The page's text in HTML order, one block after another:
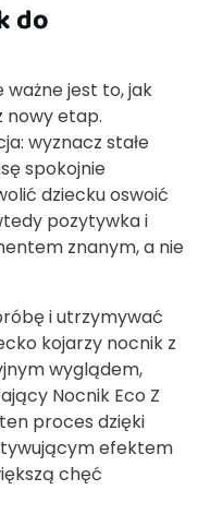
do
jest to, jak
nowy etap.
wyznacz stałe
spokojnie
dziecku oswoić
pozytywka i
znanym, a nie
i utrzymywać
kojarzy nocnik z
wyglądem,
Nocnik Eco Z
proces dzięki
efektem
chęć